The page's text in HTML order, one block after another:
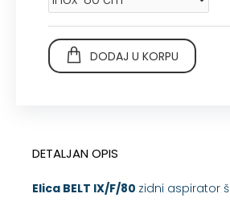
DODAJ U KORPU
DETALJAN OPIS
Elica BELT IX/F/80 zidni aspirator